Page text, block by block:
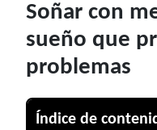
Soñar con
sueño que
problemas
Índice de